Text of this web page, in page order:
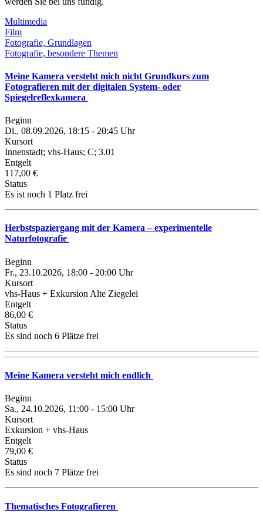
Multimedia
Film
Fotografie, Grundlagen
Fotografie, besondere Themen
Meine Kamera versteht mich nicht Grundkurs zum
Fotografieren mit der digitalen System- oder
Spiegelreflexkamera
Beginn
Di., 08.09.2026, 18:15 - 20:45 Uhr
Kursort
Innenstadt; vhs-Haus; C; 3.01
Entgelt
117,00 €
Status
Es ist noch 1 Platz frei
Herbstspaziergang mit der Kamera – experimentelle
Naturfotografie
Beginn
Fr., 23.10.2026, 18:00 - 20:00 Uhr
Kursort
vhs-Haus + Exkursion Alte Ziegelei
Entgelt
86,00 €
Status
Es sind noch 6 Plätze frei
Meine Kamera versteht mich endlich
Beginn
Sa., 24.10.2026, 11:00 - 15:00 Uhr
Kursort
Exkursion + vhs-Haus
Entgelt
79,00 €
Status
Es sind noch 7 Plätze frei
Thematisches Fotografieren